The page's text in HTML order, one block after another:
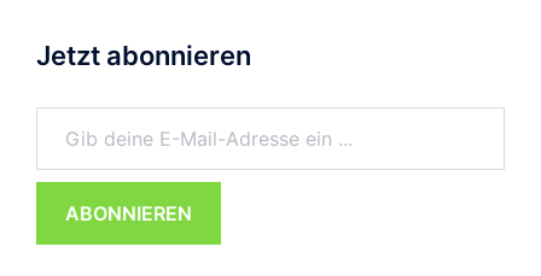
Jetzt abonnieren
Gib deine E-Mail-Adresse ein ...
ABONNIEREN